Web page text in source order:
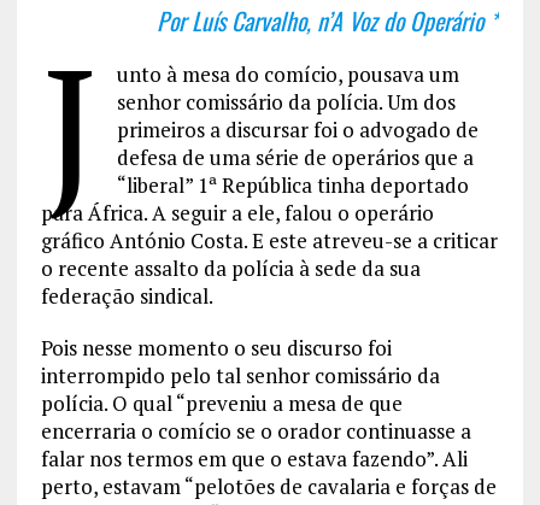
Por Luís Carvalho, n’A Voz do Operário *
J
unto à mesa do comício, pousava um
senhor comissário da polícia. Um dos
primeiros a discursar foi o advogado de
defesa de uma série de operários que a
“liberal” 1ª República tinha deportado
para África. A seguir a ele, falou o operário
gráfico António Costa. E este atreveu-se a criticar
o recente assalto da polícia à sede da sua
federação sindical.
Pois nesse momento o seu discurso foi
interrompido pelo tal senhor comissário da
polícia. O qual “preveniu a mesa de que
encerraria o comício se o orador continuasse a
falar nos termos em que o estava fazendo”. Ali
perto, estavam “pelotões de cavalaria e forças de